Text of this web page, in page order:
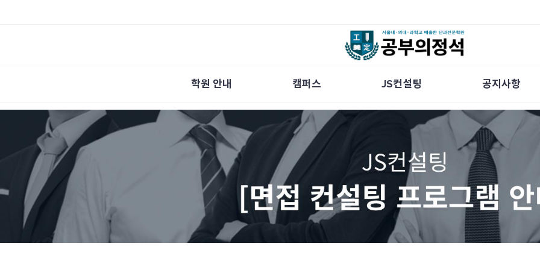
학원 안내 캠퍼스 JS컨설팅 공지사항